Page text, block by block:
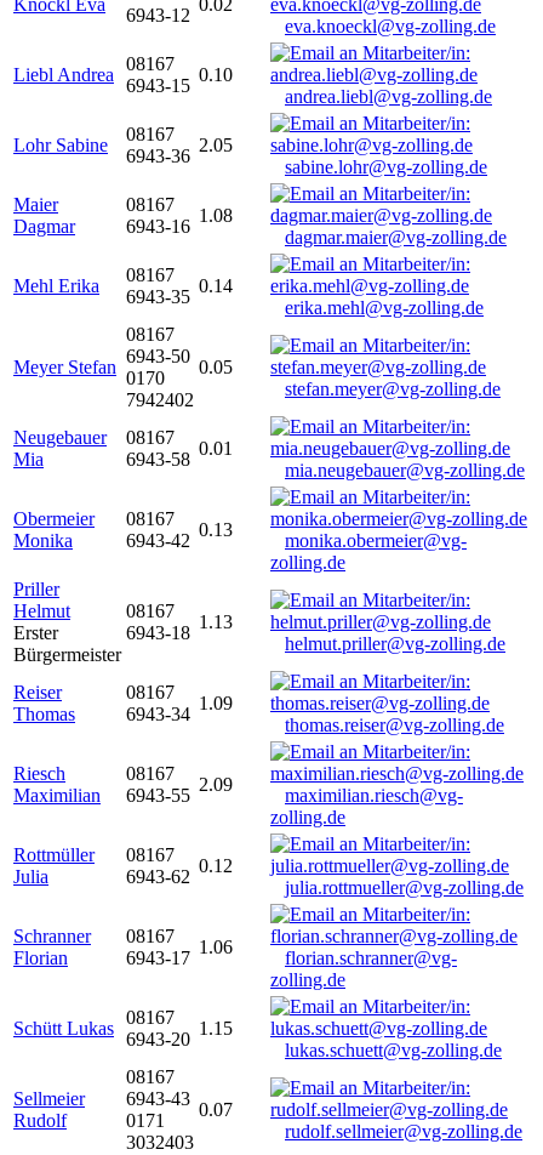
Knöckl Eva
6943-12
0.02
eva.knoeckl@vg-zolling.de
Liebl Andrea
08167
6943-15
0.10
andrea.liebl@vg-zolling.de
Lohr Sabine
08167
6943-36
2.05
sabine.lohr@vg-zolling.de
Maier
Dagmar
08167
6943-16
1.08
dagmar.maier@vg-zolling.de
Mehl Erika
08167
6943-35
0.14
erika.mehl@vg-zolling.de
Meyer Stefan
08167
6943-50
0170
7942402
0.05
stefan.meyer@vg-zolling.de
Neugebauer
Mia
08167
6943-58
0.01
mia.neugebauer@vg-zolling.de
Obermeier
Monika
08167
6943-42
0.13
monika.obermeier@vg-
zolling.de
Priller
Helmut
Erster
Bürgermeister
08167
6943-18
1.13
helmut.priller@vg-zolling.de
Reiser
Thomas
08167
6943-34
1.09
thomas.reiser@vg-zolling.de
Riesch
Maximilian
08167
6943-55
2.09
maximilian.riesch@vg-
zolling.de
Rottmüller
Julia
08167
6943-62
0.12
julia.rottmueller@vg-zolling.de
Schranner
Florian
08167
6943-17
1.06
florian.schranner@vg-
zolling.de
Schütt Lukas
08167
6943-20
1.15
lukas.schuett@vg-zolling.de
Sellmeier
Rudolf
08167
6943-43
0171
3032403
0.07
rudolf.sellmeier@vg-zolling.de